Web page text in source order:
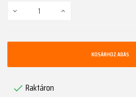
KOSÁRHOZ ADÁS
 Raktáron